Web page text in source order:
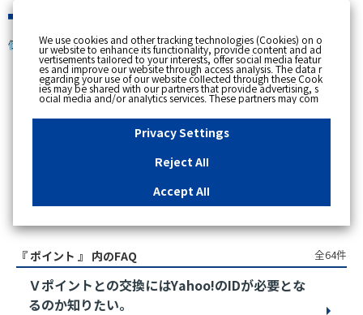
個人のお客さま
スペースで区切って複数語検索が可能です。
例：電気 料金 支払状況
アクセス数順
『 ポイント 』 内のFAQ 全64件
Ｖポイントとの交換にはYahoo!のIDが必要とな
るのか知りたい。
We use cookies and other tracking technologies (Cookies) on o
ur website to enhance its functionality, provide content and ad
vertisements tailored to your interests, offer social media featur
es and improve our website through access analysis. The data r
egarding your use of our website collected through these Cook
ies may be shared with our partners that provide advertising, s
ocial media and/or analytics services. These partners may com
bine the data shared by us with other data that you have provi
ded to them or that they have collected from your use of their s
ervices or other websites to analyse and optimise advertisemen
ts delivered to you by businesses other than us on the internet.
essary Cookies, please click "Reject All". If you agree to the use
of all Cookies, please click "Accept All". To select your preferen
u can change your consent or rejection settings at any time by c
"Privacy Settings"button on this banner or through y
our browser's "Settings". For more information regarding the pr
site, please refer to the link below.Cookies DetailsPrivacy Polic
y
Privacy Settings
Reject All
Accept All